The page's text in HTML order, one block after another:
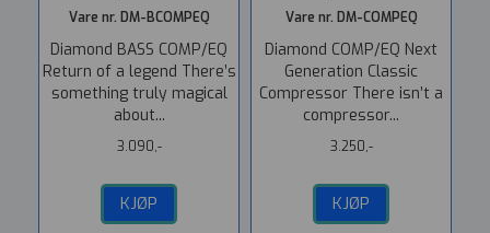
Vare nr. DM-BCOMPEQ
Diamond BASS COMP/EQ
Return of a legend There’s
something truly magical
about...
3.090,-
KJØP
Vare nr. DM-COMPEQ
Diamond COMP/EQ Next
Generation Classic
Compressor There isn’t a
compressor...
3.250,-
KJØP